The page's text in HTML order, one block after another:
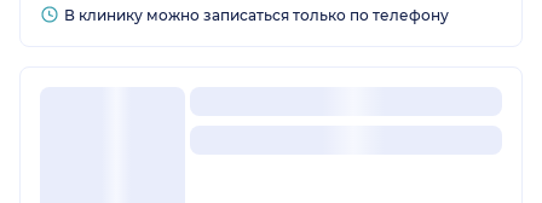
В клинику можно записаться только по телефону